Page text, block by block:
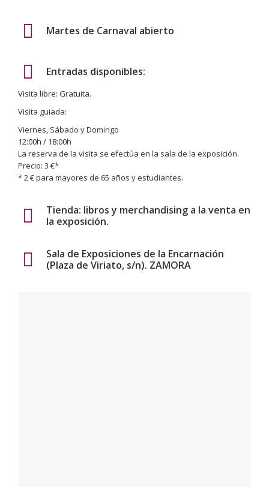
Martes de Carnaval abierto
Entradas disponibles:
Visita libre: Gratuita.
Visita guiada:
Viernes, Sábado y Domingo
12:00h / 18:00h
La reserva de la visita se efectúa en la sala de la exposición.
Precio: 3 €*
* 2 € para mayores de 65 años y estudiantes.
Tienda: libros y merchandising a la venta en
la exposición.
Sala de Exposiciones de la Encarnación
(Plaza de Viriato, s/n). ZAMORA